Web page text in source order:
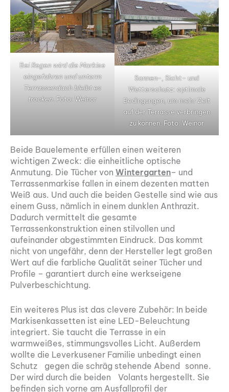
Bei Regen wird die Markise
eingefahren und unterm
Terrassendach bleibt es
trocken. Foto: Weinor
Sonnen-, Sicht- und
Wetterschutz: optimale
Bedingungen, um mehr Zeit
auf der Terrasse verbringen
zu können. Foto: Weinor
Beide Bauelemente erfüllen einen weiteren
wichtigen Zweck: die einheitliche optische
Anmutung. Die Tücher von Wintergarten– und
Terrassenmarkise fallen in einem dezenten matten
Weiß aus. Und auch die beiden Gestelle sind wie aus
einem Guss, nämlich in einem dunklen Anthrazit.
Dadurch vermittelt die gesamte
Terrassenkonstruktion einen stilvollen und
aufeinander abgestimmten Eindruck. Das kommt
nicht von ungefähr, denn der Hersteller legt großen
Wert auf die farbliche Qualität seiner Tücher und
Profile – garantiert durch eine werkseigene
Pulverbeschichtung.
Ein weiteres Plus ist das clevere Zubehör: In beide
Markisenkassetten ist eine LED-Beleuchtung
integriert. Sie taucht die Terrasse in ein
warmweißes, stimmungsvolles Licht. Außerdem
wollte die Leverkusener Familie unbedingt einen
Schutz gegen die schräg stehende Abend sonne.
Der wird durch die beiden Volants hergestellt. Sie
befinden sich vorne am Ausfallprofil der